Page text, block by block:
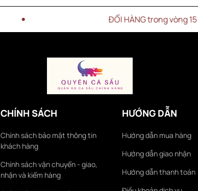
ĐỔI HÀNG trong vòng 15 NGÀY
CHÍNH SÁCH
Chính sách bảo mật thông tin
khách hàng
Chính sách vận chuyển - giao,
nhận và kiểm hàng
HƯỚNG DẪN
Hướng dẫn mua hàng
Hướng dẫn giao nhận
Hướng dẫn thanh toán